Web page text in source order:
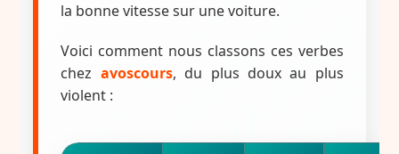
la bonne vitesse sur une voiture.
Voici comment nous classons ces verbes
chez avoscours, du plus doux au plus
violent :